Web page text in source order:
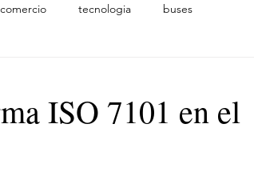
comercio tecnologia buses
ISO 7101 en el